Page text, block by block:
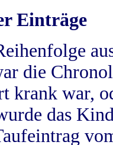
Einträge
die
krank war,
das